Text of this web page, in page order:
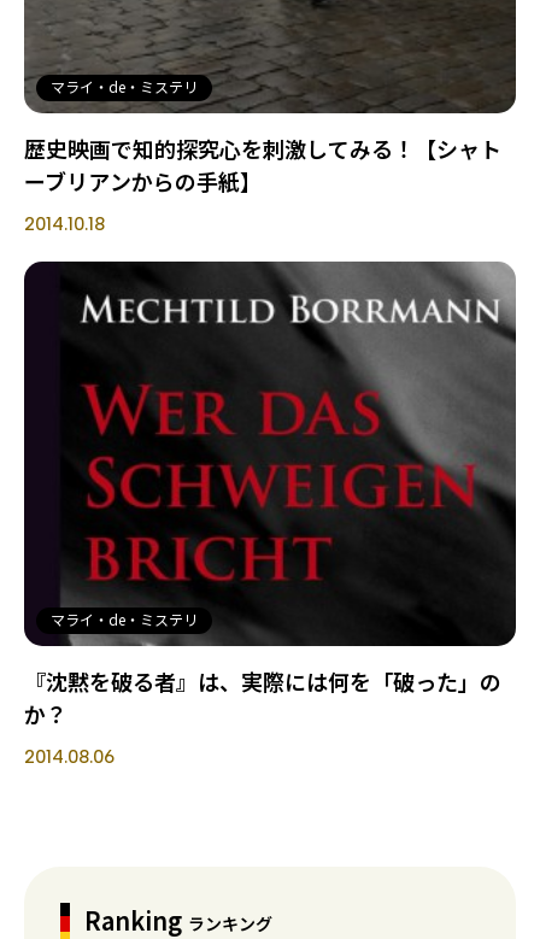
マライ・de・ミステリ
歴史映画で知的探究心を刺激してみる！【シャト
ーブリアンからの手紙】
2014.10.18
マライ・de・ミステリ
『沈黙を破る者』は、実際には何を「破った」の
か？
2014.08.06
Ranking ランキング